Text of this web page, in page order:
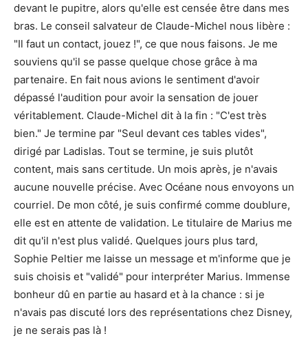
devant le pupitre, alors qu'elle est censée être dans mes
bras. Le conseil salvateur de Claude-Michel nous libère :
"Il faut un contact, jouez !", ce que nous faisons. Je me
souviens qu'il se passe quelque chose grâce à ma
partenaire. En fait nous avions le sentiment d'avoir
dépassé l'audition pour avoir la sensation de jouer
véritablement. Claude-Michel dit à la fin : "C'est très
bien." Je termine par "Seul devant ces tables vides",
dirigé par Ladislas. Tout se termine, je suis plutôt
content, mais sans certitude. Un mois après, je n'avais
aucune nouvelle précise. Avec Océane nous envoyons un
courriel. De mon côté, je suis confirmé comme doublure,
elle est en attente de validation. Le titulaire de Marius me
dit qu'il n'est plus validé. Quelques jours plus tard,
Sophie Peltier me laisse un message et m'informe que je
suis choisis et "validé" pour interpréter Marius. Immense
bonheur dû en partie au hasard et à la chance : si je
n'avais pas discuté lors des représentations chez Disney,
je ne serais pas là !